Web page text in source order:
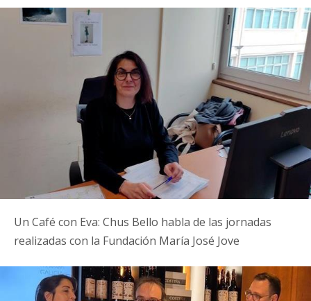
Un Café con Eva: Chus Bello habla de las jornadas
realizadas con la Fundación María José Jove